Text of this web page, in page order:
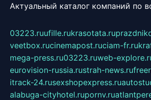
Актуальный каталог компаний по
03223.ruufille.rukrasotata.ru
veetbox.rucinemapost.ruciam-fr.ru
mega-press.ru03223.ruweb-
eurovision-russia.rustrah-news.ru
itrack-24.rusexshopexpress.ru
alabuga-cityhotel.rupornv.ru